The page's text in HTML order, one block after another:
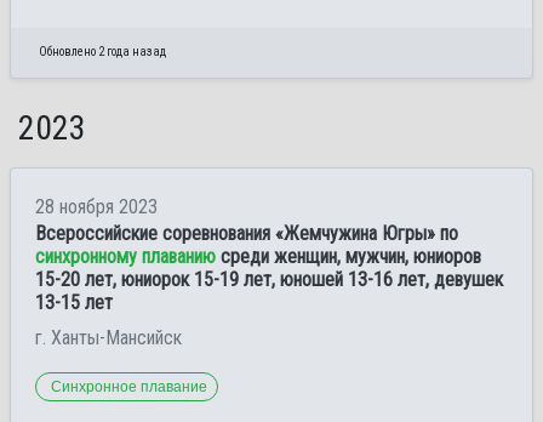
Обновлено 2 года назад
2023
28 ноября 2023
Всероссийские соревнования «Жемчужина Югры» по
синхронному плаванию среди женщин, мужчин, юниоров
15-20 лет, юниорок 15-19 лет, юношей 13-16 лет, девушек
13-15 лет
г. Ханты-Мансийск
Синхронное плавание